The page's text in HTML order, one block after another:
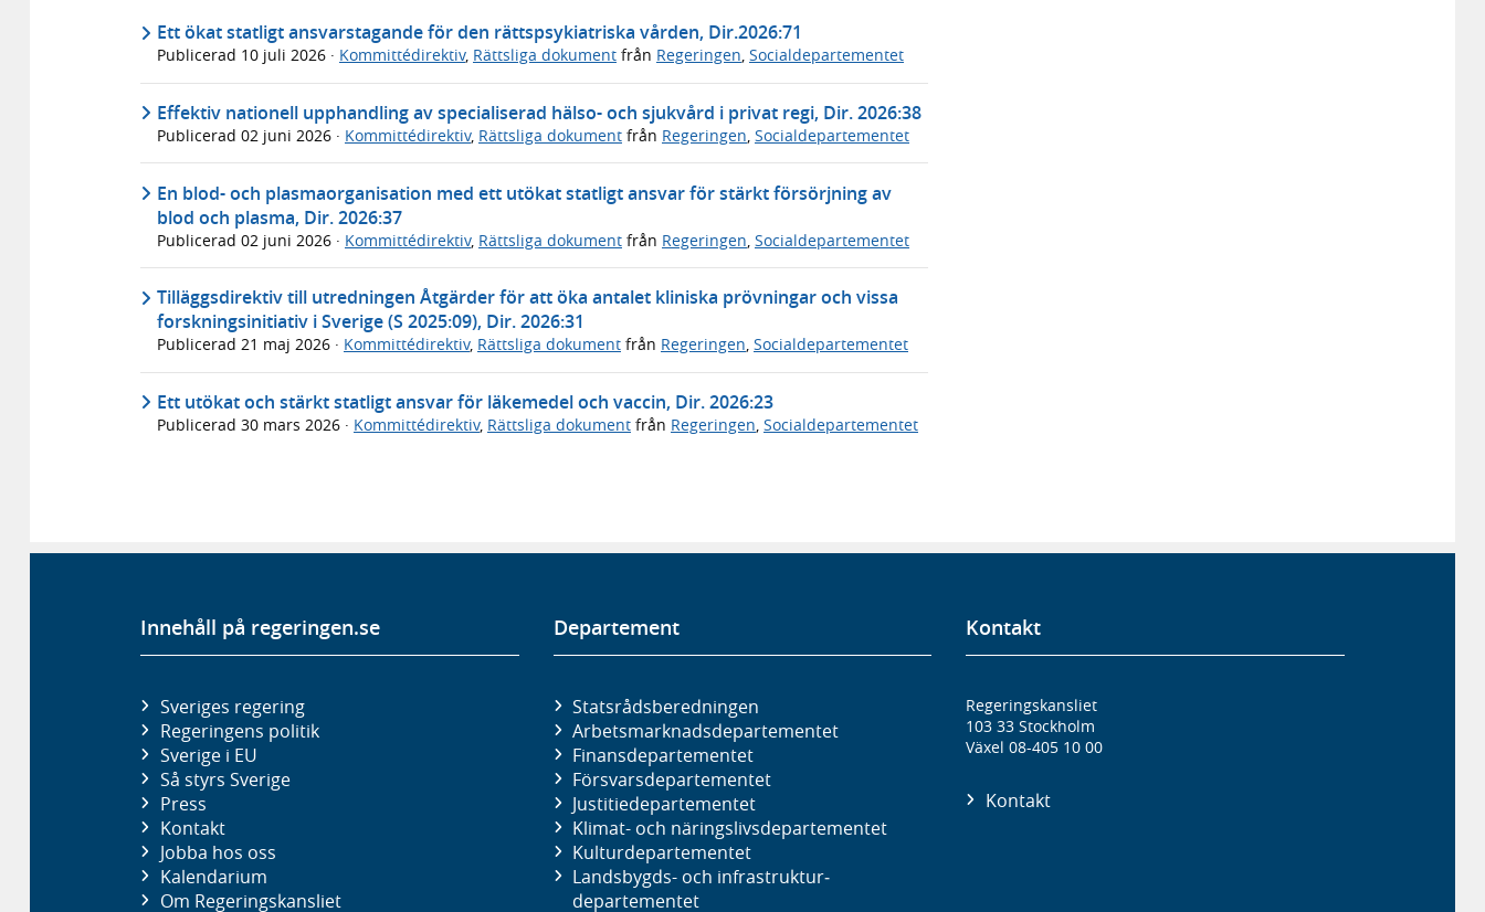
Ett ökat statligt ansvarstagande för den rättspsykiatriska vården, Dir.2026:71
Publicerad 10 juli 2026 · Kommittédirektiv, Rättsliga dokument från Regeringen, Socialdepartementet
Effektiv nationell upphandling av specialiserad hälso- och sjukvård i privat regi, Dir. 2026:38
Publicerad 02 juni 2026 · Kommittédirektiv, Rättsliga dokument från Regeringen, Socialdepartementet
En blod- och plasmaorganisation med ett utökat statligt ansvar för stärkt försörjning av
blod och plasma, Dir. 2026:37
Publicerad 02 juni 2026 · Kommittédirektiv, Rättsliga dokument från Regeringen Socialdepartementet
Tilläggsdirektiv till utredningen Åtgärder för att öka antalet kliniska prövningar och vissa
forskningsinitiativ i Sverige (S 2025:09), Dir. 2026:31
Publicerad 21 maj 2026 · Kommittédirektiv, Rättsliga dokument från Regeringen, Socialdepartementet
Ett utökat och stärkt statligt ansvar för läkemedel och vaccin, Dir. 2026:23
Publicerad 30 mars 2026 · Kommittédirektiv, Rättsliga dokument från Regeringen, Socialdepartementet
Innehåll på regeringen.se
Sveriges regering
Regeringens politik
Sverige i EU
Så styrs Sverige
Press
Kontakt
Jobba hos oss
Kalendarium
Om Regeringskansliet
Departement
Statsrådsberedningen
Arbetsmarknads­departementet
Finans­departementet
Försvars­departementet
Justitie­departementet
Klimat- och näringslivs­departementet
Kultur­departementet
Landsbygds- och infrastruktur­
departementet
Kontakt
Regeringskansliet
103 33 Stockholm
Växel 08-405 10 00
Kontakt